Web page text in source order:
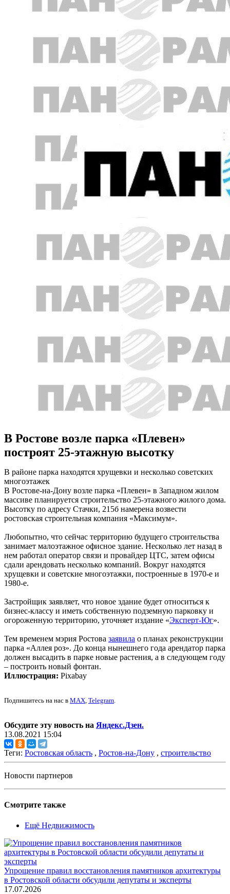
В Ростове возле парка «Плевен»
построят 25-этажную высотку
В районе парка находятся хрущевки и несколько советских
многоэтажек
В Ростове-на-Дону возле парка «Плевен» в Западном жилом
массиве планируется строительство 25-этажного жилого дома.
Высотку по адресу Стачки, 215б намерена возвести
ростовская строительная компания «Максимум».
Любопытно, что сейчас территорию будущего строительства
занимает малоэтажное офисное здание. Несколько лет назад в
нем работал оператор связи и провайдер ЦТС, затем офисы
сдали арендовать несколько компаний. Вокруг находятся
хрущевки и советские многоэтажки, построенные в 1970-е и
1980-е.
Застройщик заявляет, что новое здание будет относиться к
бизнес-классу и иметь собственную подземную парковку и
огороженную территорию, уточняет издание «Эксперт-Юг».
Тем временем мэрия Ростова заявила о планах реконструкции
парка «Аллея роз». До конца нынешнего года арендатор парка
должен высадить в парке новые растения, а в следующем году
– построить новый фонтан.
Иллюстрация: Pixabay
Подпишитесь на нас в MAX, Telegram.
Обсудите эту новость на Яндекс.Дзен.
13.08.2021 15:04
Теги: Ростовская область , Ростов-на-Дону , строительство
Новости партнеров
Смотрите также
Ещё Недвижимость
Упрощение правил восстановления памятников архитектуры
в Ростовской области обсудили депутаты и эксперты
17.07.2026